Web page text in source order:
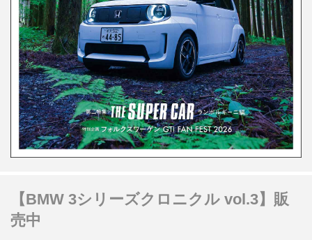
【BMW 3シリーズクロニクル vol.3】販
売中